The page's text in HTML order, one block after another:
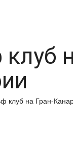
клуб на Гран-